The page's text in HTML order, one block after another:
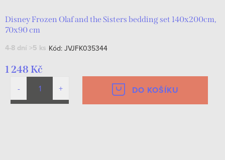
Disney Frozen Olaf and the Sisters bedding set 140x200cm,
70x90 cm
4-8 dní >5 ks Kód: JVJFK035344
1 248 Kč
DO KOŠÍKU